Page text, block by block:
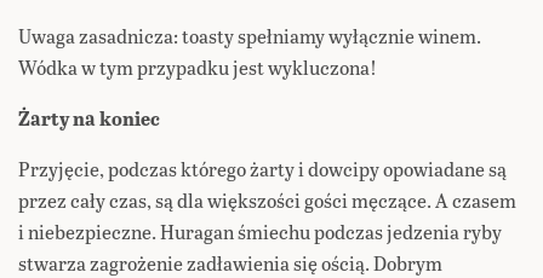
Uwaga zasadnicza: toasty spełniamy wyłącznie winem.
Wódka w tym przypadku jest wykluczona!
Żarty na koniec
Przyjęcie, podczas którego żarty i dowcipy opowiadane są
przez cały czas, są dla większości gości męczące. A czasem
i niebezpieczne. Huragan śmiechu podczas jedzenia ryby
stwarza zagrożenie zadławienia się ością. Dobrym